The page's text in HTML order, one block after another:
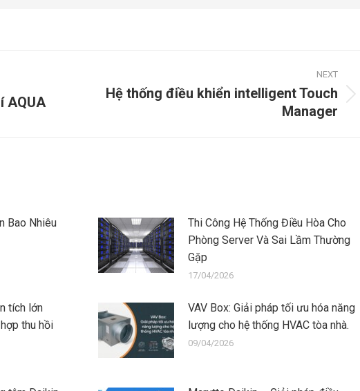
AQUA
NEXT
Next
Hệ thống điều khiển intelligent Touch
Manager
Bao Nhiêu
Thi Công Hệ Thống Điều Hòa Cho
Phòng Server Và Sai Lầm Thường
Gặp
17/04/2026
tích lớn
thu hồi
VAV Box: Giải pháp tối ưu hóa năng
lượng cho hệ thống HVAC tòa nhà.
09/04/2026